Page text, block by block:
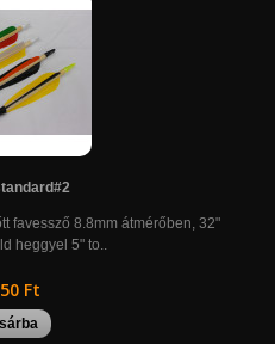
favessző 8.8mm átmérőben, 32"
heggyel 5" to..
Ft